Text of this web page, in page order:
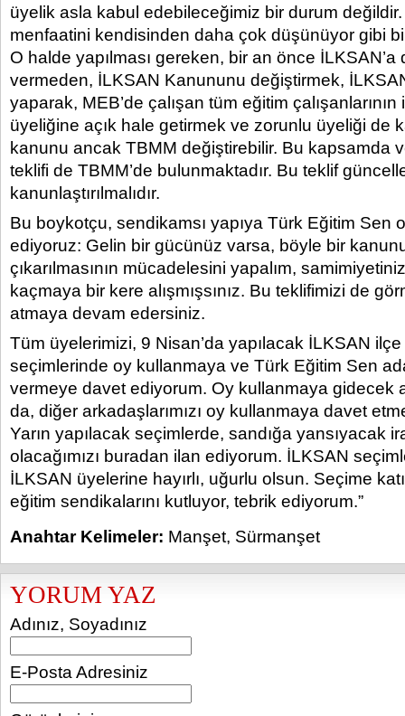
üyelik asla kabul edebileceğimiz bir durum
menfaatini kendisinden daha çok düşünüyor gibi
O halde yapılması gereken, bir an önce İLKSAN’a
vermeden, İLKSAN Kanununu değiştirmek,
yaparak, MEB’de çalışan tüm eğitim çalışanlarının
üyeliğine açık hale getirmek ve zorunlu üyeliği de
kanunu ancak TBMM değiştirebilir. Bu kapsamda
teklifi de TBMM’de bulunmaktadır. Bu teklif
kanunlaştırılmalıdır.
Bu boykotçu, sendikamsı yapıya Türk Eğitim Sen
ediyoruz: Gelin bir gücünüz varsa, böyle bir
çıkarılmasının mücadelesini yapalım,
kaçmaya bir kere alışmışsınız. Bu teklifimizi de
atmaya devam edersiniz.
Tüm üyelerimizi, 9 Nisan’da yapılacak İLKSAN
seçimlerinde oy kullanmaya ve Türk Eğitim Sen
vermeye davet ediyorum. Oy kullanmaya gidecek
da, diğer arkadaşlarımızı oy kullanmaya davet
Yarın yapılacak seçimlerde, sandığa yansıyacak
olacağımızı buradan ilan ediyorum. İLKSAN
İLKSAN üyelerine hayırlı, uğurlu olsun. Seçime
eğitim sendikalarını kutluyor, tebrik ediyorum.”
Anahtar Kelimeler: Manşet, Sürmanşet
YORUM YAZ
Adınız, Soyadınız
E-Posta Adresiniz